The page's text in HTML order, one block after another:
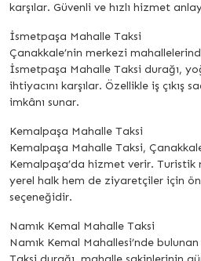
karşılar. Güvenli ve hızlı hizmet
İsmetpaşa Mahalle Taksi
Çanakkale’nin merkezi
İsmetpaşa Mahalle Taksi durağı,
ihtiyacını karşılar. Özellikle iş çıkış
imkânı sunar.
Kemalpaşa Mahalle Taksi
Kemalpaşa Mahalle Taksi,
Kemalpaşa’da hizmet verir. Turistik
yerel halk hem de ziyaretçiler için
seçeneğidir.
Namık Kemal Mahalle Taksi
Namık Kemal Mahallesi’nde